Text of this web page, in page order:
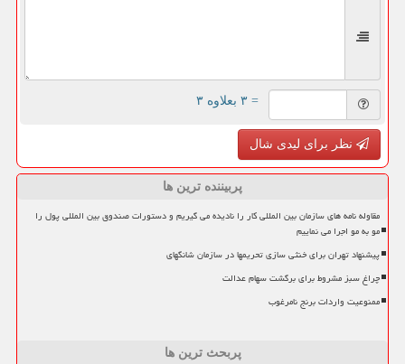
= ۳ بعلاوه ۳
نظر برای لیدی شال
پربیننده ترین ها
مقاوله نامه های سازمان بین المللی کار را نادیده می گیریم و دستورات صندوق بین المللی پول را
مو به مو اجرا می نماییم
پیشنهاد تهران برای خنثی سازی تحریمها در سازمان شانگهای
چراغ سبز مشروط برای برگشت سهام عدالت
ممنوعیت واردات برنج نامرغوب
پربحث ترین ها